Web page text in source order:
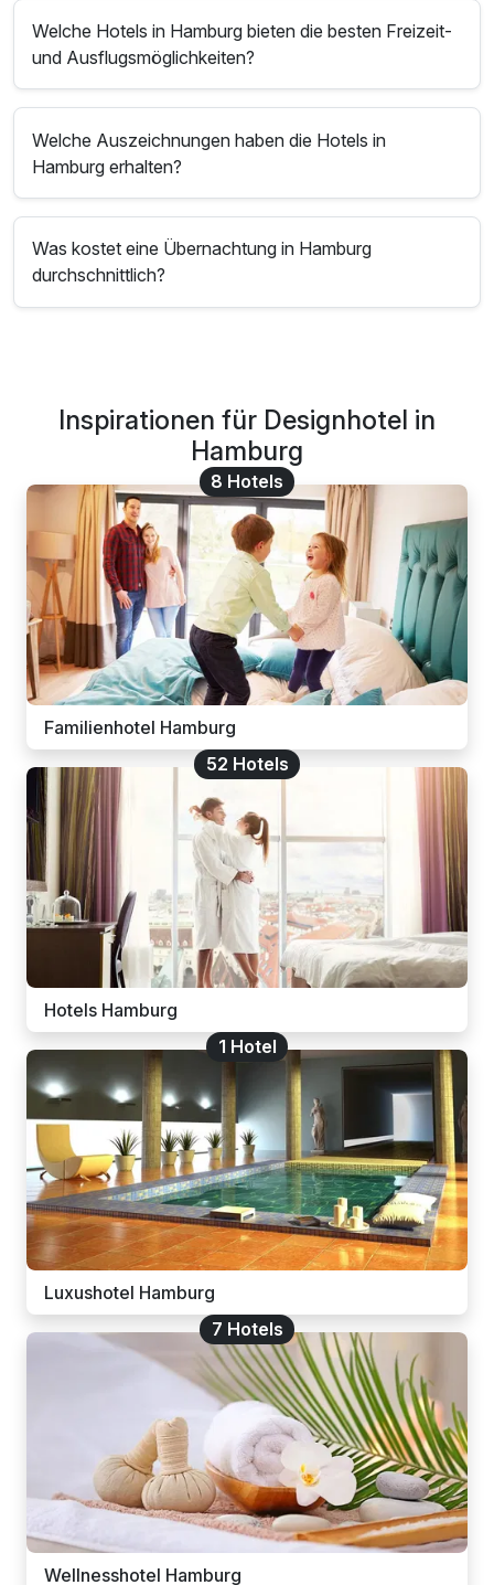
Welche Hotels in Hamburg bieten die besten Freizeit-
und Ausflugsmöglichkeiten?
Welche Auszeichnungen haben die Hotels in
Hamburg erhalten?
Was kostet eine Übernachtung in Hamburg
durchschnittlich?
Inspirationen für Designhotel in
Hamburg
8 Hotels
Familienhotel Hamburg
52 Hotels
Hotels Hamburg
1 Hotel
Luxushotel Hamburg
7 Hotels
Wellnesshotel Hamburg